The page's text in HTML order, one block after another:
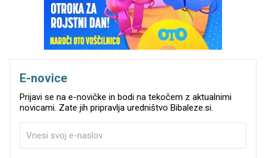
E-novice
Prijavi se na e-novičke in bodi na tekočem z aktualnimi
novicami. Zate jih pripravlja uredništvo Bibaleze.si.